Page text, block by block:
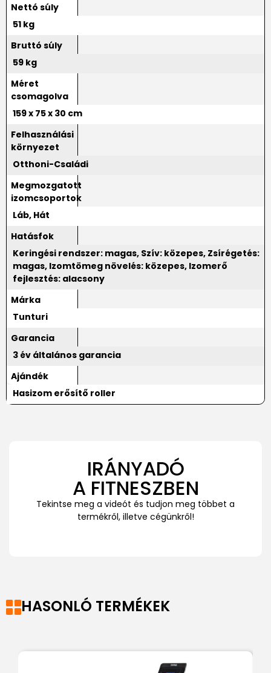
Nettó súly
51 kg
Bruttó súly
59 kg
Méret
csomagolva
159 x 75 x 30 cm
Felhasználási
környezet
Otthoni-Családi
Megmozgatott
izomcsoportok
Láb, Hát
Hatásfok
Keringési rendszer: magas, Szív: közepes, Zsírégetés:
magas, Izomtömeg növelés: közepes, Izomerő
fejlesztés: alacsony
Márka
Tunturi
Garancia
3 év általános garancia
Ajándék
Hasizom erősítő roller
IRÁNYADÓ
A FITNESZBEN
Tekintse meg a videót és tudjon meg többet a
termékről, illetve cégünkről!
HASONLÓ TERMÉKEK